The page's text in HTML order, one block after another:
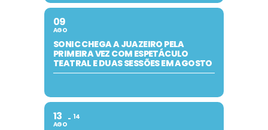
09
AGO
SONIC CHEGA A JUAZEIRO PELA
PRIMEIRA VEZ COM ESPETÁCULO
TEATRAL E DUAS SESSÕES EM AGOSTO
13
AGO
14